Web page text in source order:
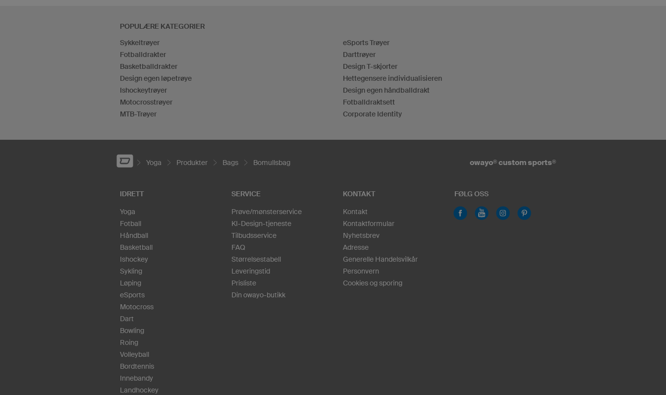
POPULÆRE KATEGORIER
Sykkeltrøyer
Fotballdrakter
Basketballdrakter
Design egen løpetrøye
Ishockeytrøyer
Motocrosstrøyer
MTB-Trøyer
eSports Trøyer
Darttrøyer
Design T-skjorter
Hettegensere individualisieren
Design egen håndballdrakt
Fotballdraktsett
Corporate Identity
Yoga Produkter Bags Bomullsbag owayo® custom sports®
IDRETT
Yoga
Fotball
Håndball
Basketball
Ishockey
Sykling
Løping
eSports
Motocross
Dart
Bowling
Roing
Volleyball
Bordtennis
Innebandy
Landhockey
SERVICE
Prøve/mønsterservice
KI-Design-tjeneste
Tilbudsservice
FAQ
Størrelsestabell
Leveringstid
Prisliste
Din owayo-butikk
KONTAKT
Kontakt
Kontaktformular
Nyhetsbrev
Adresse
Generelle Handelsvilkår
Personvern
Cookies og sporing
FØLG OSS